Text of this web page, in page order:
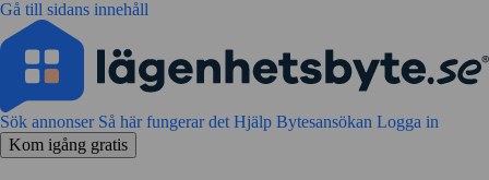
Gå till sidans innehåll
Sök annonser Så här fungerar det Hjälp Bytesansökan Logga in
Kom igång gratis